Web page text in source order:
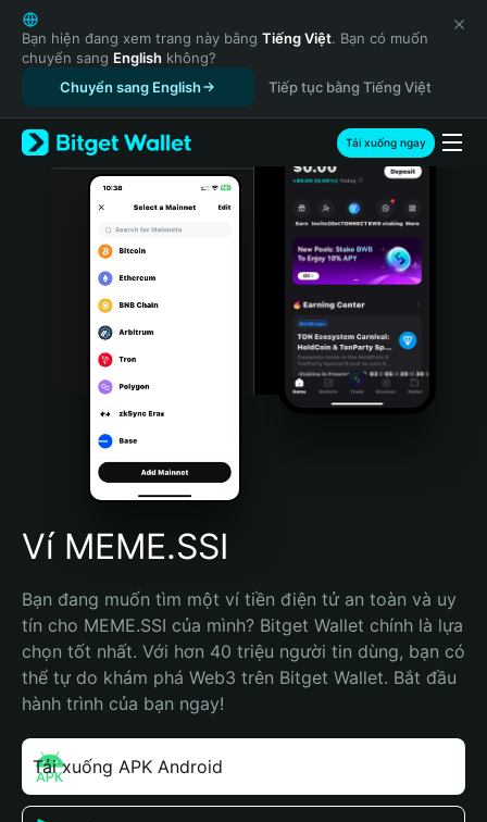
English
日本語
Tiếng Việt
Русский
Español (Latinoamérica)
Türkçe
Italiano
Português (Portugal)
Bahasa Indonesia
Português (Brasil)
Español (Argentina)
Bạn hiện đang xem trang này bằng Tiếng Việt. Bạn có muốn
chuyển sang English không?
Chuyển sang English
Tiếp tục bằng Tiếng Việt
Tải xuống ngay
Ví MEME.SSI
Bạn đang muốn tìm một ví tiền điện tử an toàn và uy
tín cho MEME.SSI của mình? Bitget Wallet chính là lựa
chọn tốt nhất. Với hơn 40 triệu người tin dùng, bạn có
thể tự do khám phá Web3 trên Bitget Wallet. Bắt đầu
hành trình của bạn ngay!
Tải xuống APK Android